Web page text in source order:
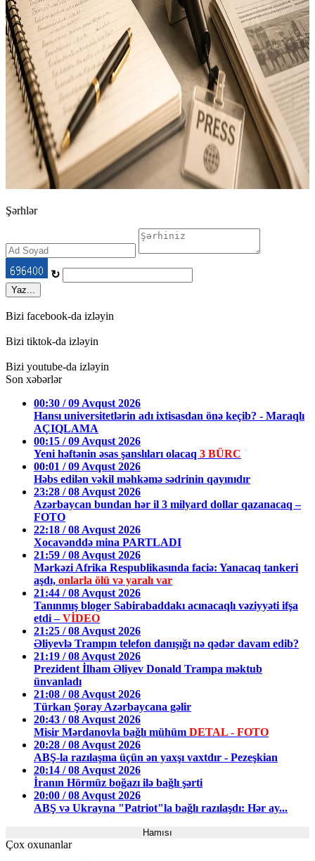
Şərhlər
↻
Yaz...
Bizi facebook-da izləyin
Bizi tiktok-da izləyin
Bizi youtube-da izləyin
Son xəbərlər
00:30 / 09 Avqust 2026
Hansı universitetlərin adı ixtisasdan önə keçib? - Maraqlı
AÇIQLAMA
00:15 / 09 Avqust 2026
Yeni həftənin əsas şanslıları olacaq 3 BÜRC
00:01 / 09 Avqust 2026
Həbs edilən vəkil məhkəmə sədrinin qayınıdır
23:28 / 08 Avqust 2026
Azərbaycan bundan hər il 3 milyard dollar qazanacaq –
FOTO
22:18 / 08 Avqust 2026
Xocavənddə mina PARTLADI
21:59 / 08 Avqust 2026
Mərkəzi Afrika Respublikasında faciə: Yanacaq tankeri
aşdı, onlarla ölü və yaralı var
21:44 / 08 Avqust 2026
Tanınmış bloger Sabirabaddakı acınacaqlı vəziyyəti ifşa
etdi –VİDEO
21:25 / 08 Avqust 2026
Əliyevlə Trampın telefon danışığı nə qədər davam edib?
21:19 / 08 Avqust 2026
Prezident İlham Əliyev Donald Trampa məktub
ünvanladı
21:08 / 08 Avqust 2026
Türkan Şoray Azərbaycana gəlir
20:43 / 08 Avqust 2026
Misir Mərdanovla bağlı mühüm DETAL - FOTO
20:28 / 08 Avqust 2026
ABŞ-la razılaşma üçün ən yaxşı vaxtdır - Pezeşkian
20:14 / 08 Avqust 2026
İranın Hörmüz boğazı ilə bağlı şərti
20:00 / 08 Avqust 2026
ABŞ və Ukrayna "Patriot"la bağlı razılaşdı: Hər ay...
Hamısı
Çox oxunanlar